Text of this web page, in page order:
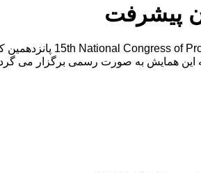
پیشرفت
این همایش به صورت رسمی برگزار می